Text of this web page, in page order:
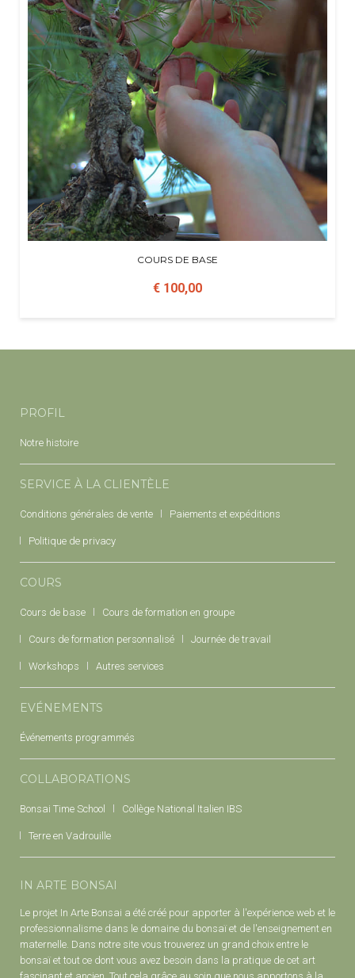
COURS DE BASE
€ 100,00
PROFIL
Notre histoire
SERVICE À LA CLIENTÈLE
Conditions générales de vente Paiements et expéditions
Politique de privacy
COURS
Cours de base Cours de formation en groupe
Cours de formation personnalisé Journée de travail
Workshops Autres services
EVÉNEMENTS
Événements programmés
COLLABORATIONS
Bonsai Time School Collège National Italien IBS
Terre en Vadrouille
IN ARTE BONSAI
Le projet In Arte Bonsai a été créé pour apporter à l'expérience web et le
professionnalisme dans le domaine du bonsaï et de l'enseignement en
maternelle. Dans notre site vous trouverez un grand choix entre le
bonsaï et tout ce dont vous avez besoin dans la pratique de cet art